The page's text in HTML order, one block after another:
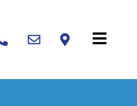
Buscar